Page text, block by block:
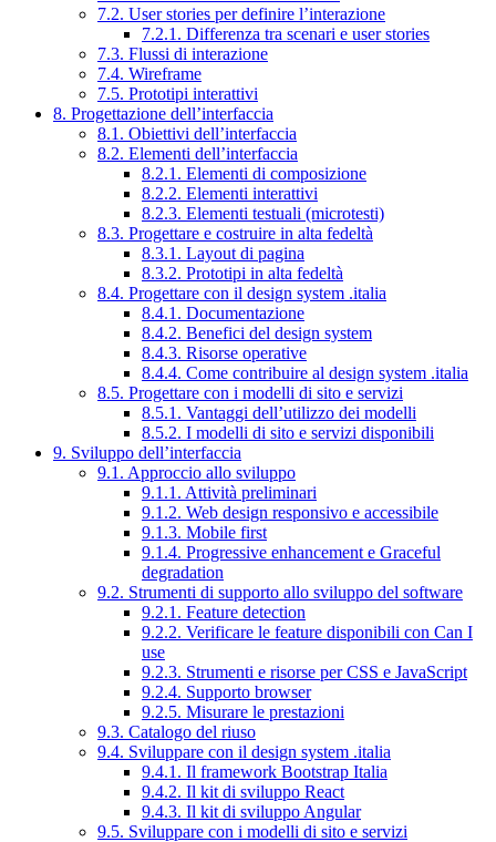
7.2. User stories per definire l’interazione
7.2.1. Differenza tra scenari e user stories
7.3. Flussi di interazione
7.4. Wireframe
7.5. Prototipi interattivi
8. Progettazione dell’interfaccia
8.1. Obiettivi dell’interfaccia
8.2. Elementi dell’interfaccia
8.2.1. Elementi di composizione
8.2.2. Elementi interattivi
8.2.3. Elementi testuali (microtesti)
8.3. Progettare e costruire in alta fedeltà
8.3.1. Layout di pagina
8.3.2. Prototipi in alta fedeltà
8.4. Progettare con il design system .italia
8.4.1. Documentazione
8.4.2. Benefici del design system
8.4.3. Risorse operative
8.4.4. Come contribuire al design system .italia
8.5. Progettare con i modelli di sito e servizi
8.5.1. Vantaggi dell’utilizzo dei modelli
8.5.2. I modelli di sito e servizi disponibili
9. Sviluppo dell’interfaccia
9.1. Approccio allo sviluppo
9.1.1. Attività preliminari
9.1.2. Web design responsivo e accessibile
9.1.3. Mobile first
9.1.4. Progressive enhancement e Graceful
degradation
9.2. Strumenti di supporto allo sviluppo del software
9.2.1. Feature detection
9.2.2. Verificare le feature disponibili con Can I
use
9.2.3. Strumenti e risorse per CSS e JavaScript
9.2.4. Supporto browser
9.2.5. Misurare le prestazioni
9.3. Catalogo del riuso
9.4. Sviluppare con il design system .italia
9.4.1. Il framework Bootstrap Italia
9.4.2. Il kit di sviluppo React
9.4.3. Il kit di sviluppo Angular
9.5. Sviluppare con i modelli di sito e servizi